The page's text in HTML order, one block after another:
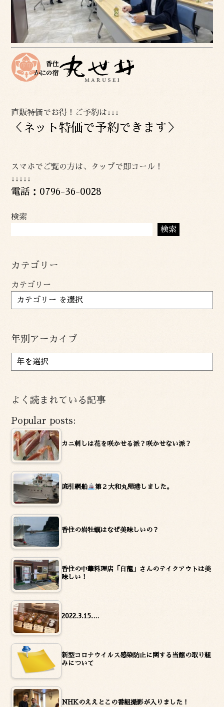
直販特価でお得！ご予約は↓↓↓
＜ ネット特価で予約できます ＞
スマホでご覧の方は、タップで即コール！
↓↓↓↓↓
電話：0796-36-0028
検索
検索
カテゴリー
カテゴリー
年別アーカイブ
ア
ー
イ
ブ
よく読まれている記事
Popular posts:
カニ刺しは花を咲かせる派？咲かせない派？
底引網船 第２大和丸帰港しました。
香住の岩牡蠣はなぜ美味しいの？
香住の中華料理店「白龍」さんのテイクアウトは美
味しい！
2022.3.15.…
新型コロナウイルス感染防止に関する当館の取り組
みについて
NHKのええとこの番組撮影が入りました！